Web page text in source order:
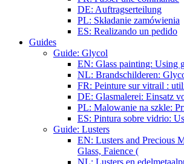
DE: Auftragserteilung
PL: Składanie zamówienia
ES: Realizando un pedido
Guides
Guide: Glycol
EN: Glass painting: Using
NL: Brandschilderen:
FR: Peinture sur vitrail :
DE: Glasmalerei: Einsatz
PL: Malowanie na szkle:
ES: Pintura sobre vidrio:
Guide: Lusters
EN: Lusters and Precious
Glass, Faience (
NL: Lusters en